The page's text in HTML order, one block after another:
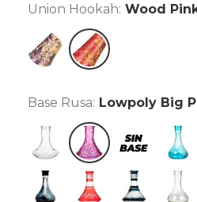
Union Hookah: Wood
Wood Purple Brown
Wood Pink Yellow
Base Rusa: Lowpoly Big
Clear Lowpoly Big Pink
Sin base Big
Frozen BlackTallada RojaTallada Negra